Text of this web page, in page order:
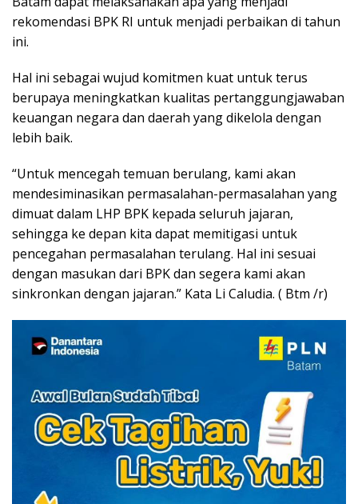
rekomendasi BPK RI untuk menjadi perbaikan di tahun
ini.
Hal ini sebagai wujud komitmen kuat untuk terus
berupaya meningkatkan kualitas pertanggungjawaban
keuangan negara dan daerah yang dikelola dengan
lebih baik.
“Untuk mencegah temuan berulang, kami akan
mendesiminasikan permasalahan-permasalahan yang
dimuat dalam LHP BPK kepada seluruh jajaran,
sehingga ke depan kita dapat memitigasi untuk
pencegahan permasalahan terulang. Hal ini sesuai
dengan masukan dari BPK dan segera kami akan
sinkronkan dengan jajaran.” Kata Li Caludia. ( Btm /r)